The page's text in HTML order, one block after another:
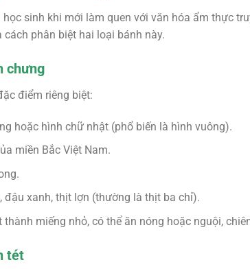
sinh khi mới làm quen với văn hóa ẩm thực
phân biệt hai loại bánh này.
chưng
điểm riêng biệt:
hoặc hình chữ nhật (phổ biến là hình vuông).
miền Bắc Việt Nam.
đậu xanh, thịt lợn (thường là thịt ba chỉ).
thành miếng nhỏ, có thể ăn nóng hoặc nguội,
tét